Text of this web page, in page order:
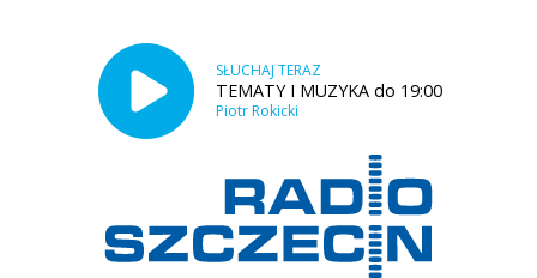
SŁUCHAJ TERAZ
TEMATY I MUZYKA do 19:00
Piotr Rokicki